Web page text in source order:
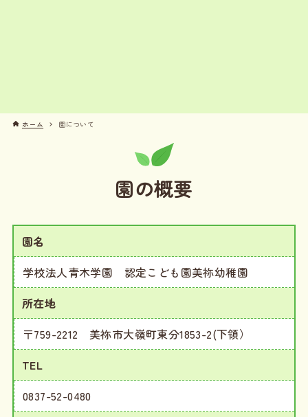
ホーム 園について
園の概要
園名
学校法人青木学園 認定こども園美祢幼稚園
所在地
〒759-2212 美祢市大嶺町東分1853-2(下領）
TEL
0837-52-0480